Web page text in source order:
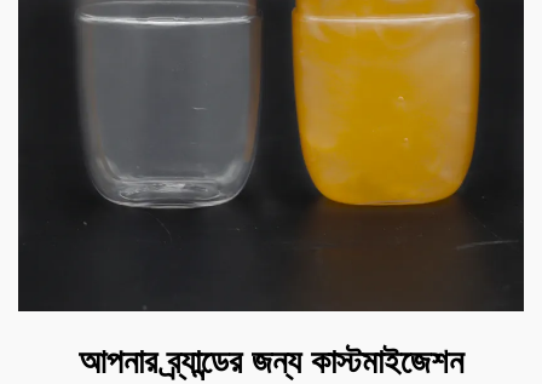
আপনার ব্র্যান্ডের জন্য কাস্টমাইজেশন